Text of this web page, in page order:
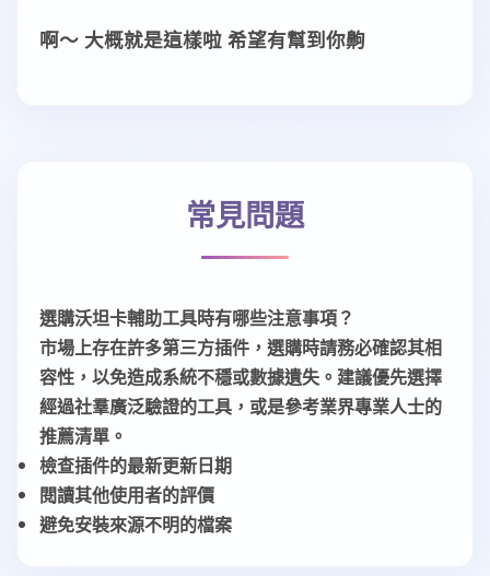
啊～ 大概就是這樣啦 希望有幫到你齁
常見問題
選購沃坦卡輔助工具時有哪些注意事項？
市場上存在許多第三方插件，選購時請務必確認其相
容性，以免造成系統不穩或數據遺失。建議優先選擇
經過社羣廣泛驗證的工具，或是參考業界專業人士的
推薦清單。
檢查插件的最新更新日期
閱讀其他使用者的評價
避免安裝來源不明的檔案